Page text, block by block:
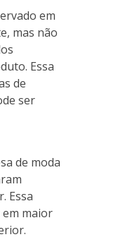
em
mas não
Essa
de
ser
de moda
Essa
maior